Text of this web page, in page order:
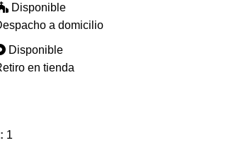
Disponible
a domicilio
Disponible
en tienda
1